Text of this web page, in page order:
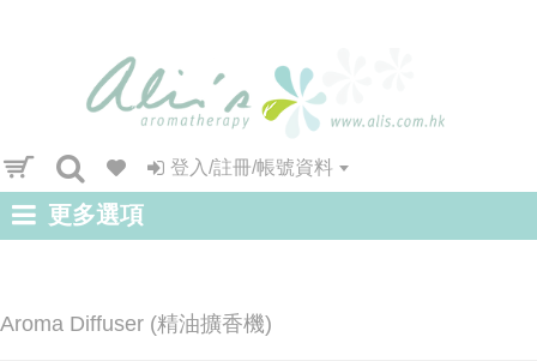
登入/註冊/帳號資料
更多選項
Aroma Diffuser (精油擴香機)